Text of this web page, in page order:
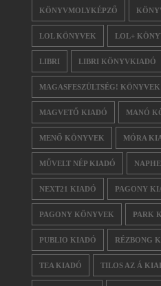
KÖNYVMOLYKÉPZŐ
LOL KÖNYVEK LOL+
LIBRI LIBRI KÖNYVKIADÓ
MAGASFESZÜLTSÉG! KÖNYVEK
MAGVETŐ KIADÓ MANÓ
MENŐ KÖNYVEK MÓRA
MŰVELT NÉP KIADÓ
NEXT21 KIADÓ PAGONY
PAGONY KÖNYVEK PARK
PUBLIO KIADÓ RÉZBONG
TEA KIADÓ TILOS AZ Á